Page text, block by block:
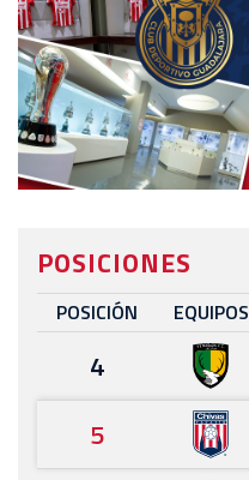
POSICIONES
POSICIÓN EQUIPOS
4
5